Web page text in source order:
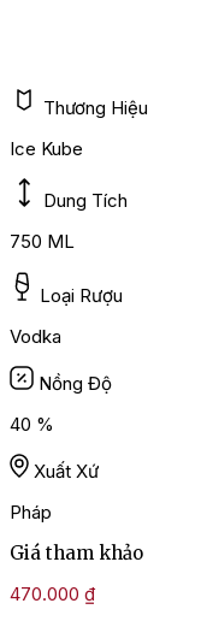
Thương Hiệu
Ice Kube
Dung Tích
750 ML
Loại Rượu
Vodka
Nồng Độ
40 %
Xuất Xứ
Pháp
Giá tham khảo
470.000 ₫